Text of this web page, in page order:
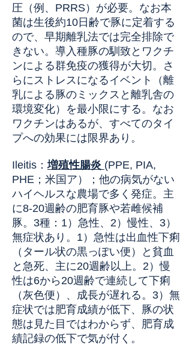
圧（例、PRRS）が必要。なお本
菌は生後約10日齢で豚に定着する
ので、早期離乳法では完全排除で
きない。導入種豚の馴致とワクチ
ンによる群免疫の獲得が大切。さ
らにストレスになるイベント（離
乳による豚のミックスと離乳舎の
環境変化）を最小限にする。なお
ワクチンはあるが、すべてのタイ
プへの効果には限界あり。
Ileitis ：増殖性腸炎 (PPE, PIA,
PHE；米国ア）；他の病気がない
ハイヘルスな農場で多く発症。主
に8-20週齢の肥育豚や若雌候補
豚。3種：1）急性、2）慢性、3）
無症状あり。1）急性は出血性下痢
（タール状の黒っぽい便）と貧血
と急死、主に20週齢以上。2）慢
性は6から20週齢で連続して下痢
（灰色便）、成長が遅れる。3）無
症状では肥育成績が低下、豚の状
態は見た目ではわからず、肥育成
績記録の低下で気が付く。